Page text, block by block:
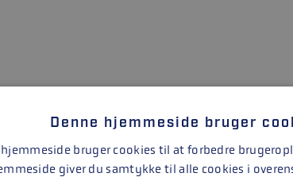
Denne hjemmeside bruger
bruger cookies til at forbedre
giver du samtykke til alle cookies i